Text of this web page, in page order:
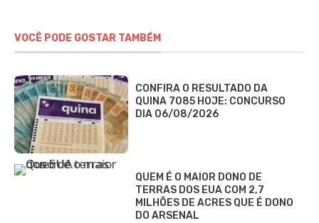
VOCÊ PODE GOSTAR TAMBÉM
CONFIRA O RESULTADO DA
QUINA 7085 HOJE: CONCURSO
DIA 06/08/2026
QUEM É O MAIOR DONO DE
TERRAS DOS EUA COM 2,7
MILHÕES DE ACRES QUE É DONO
DO ARSENAL